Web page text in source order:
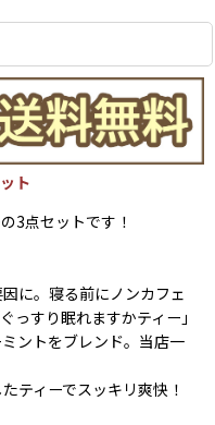
ト
3点セットです！
に。寝る前にノンカフェ
っすり眠れますかティー」
ントをブレンド。当店一
ティーでスッキリ爽快！